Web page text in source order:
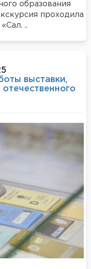
образования
проходила
..
выставки,